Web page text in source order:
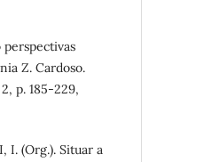
perspectivas
Z. Cardoso.
p. 185-229,
I. (Org.). Situar a